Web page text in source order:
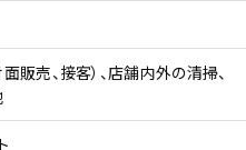
販売、接客）、店舗内外の清掃、